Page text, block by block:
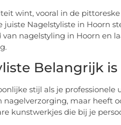
wint, vooral in de pittoreske
Nagelstyliste in Hoorn
nagelstyling in Hoorn en
Belangrijk is
stijl als je professionele
maar heeft
kunstwerkjes die bij je